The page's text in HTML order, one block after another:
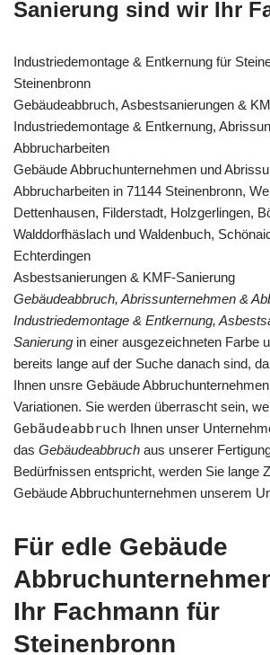
Sanierung sind wir Ihr
Industriedemontage & Entkernung für
Steinenbronn
Gebäudeabbruch, Asbestsanierungen &
Industriedemontage & Entkernung,
Abbrucharbeiten
Gebäude Abbruchunternehmen und
Abbrucharbeiten in 71144 Steinenbronn,
Dettenhausen, Filderstadt, Holzgerlingen,
Walddorfhäslach und Waldenbuch,
Echterdingen
Asbestsanierungen & KMF-Sanierung
Gebäudeabbruch, Abrissunternehmen &
Industriedemontage & Entkernung,
Sanierung in einer ausgezeichneten Farbe
bereits lange auf der Suche danach sind,
Ihnen unsre Gebäude
Variationen. Sie werden überrascht sein,
Gebäudeabbruch Ihnen unser
das Gebäudeabbruch aus unserer
Bedürfnissen entspricht, werden Sie lange
Gebäude Abbruchunternehmen unserem
Für edle Gebäude
Ihr Fachmann für
Steinenbronn